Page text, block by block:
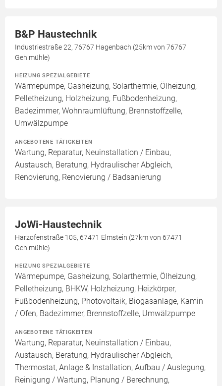
B&P Haustechnik
Industriestraße 22, 76767 Hagenbach (25km von 76767
Gehlmühle)
HEIZUNG SPEZIALGEBIETE
Wärmepumpe, Gasheizung, Solarthermie, Ölheizung,
Pelletheizung, Holzheizung, Fußbodenheizung,
Badezimmer, Wohnraumlüftung, Brennstoffzelle,
Umwälzpumpe
ANGEBOTENE TÄTIGKEITEN
Wartung, Reparatur, Neuinstallation / Einbau,
Austausch, Beratung, Hydraulischer Abgleich,
Renovierung, Renovierung / Badsanierung
JoWi-Haustechnik
Harzofenstraße 105, 67471 Elmstein (27km von 67471
Gehlmühle)
HEIZUNG SPEZIALGEBIETE
Wärmepumpe, Gasheizung, Solarthermie, Ölheizung,
Pelletheizung, BHKW, Holzheizung, Heizkörper,
Fußbodenheizung, Photovoltaik, Biogasanlage, Kamin
/ Ofen, Badezimmer, Brennstoffzelle, Umwälzpumpe
ANGEBOTENE TÄTIGKEITEN
Wartung, Reparatur, Neuinstallation / Einbau,
Austausch, Beratung, Hydraulischer Abgleich,
Thermostat, Anlage & Installation, Aufbau / Auslegung,
Reinigung / Wartung, Planung / Berechnung,